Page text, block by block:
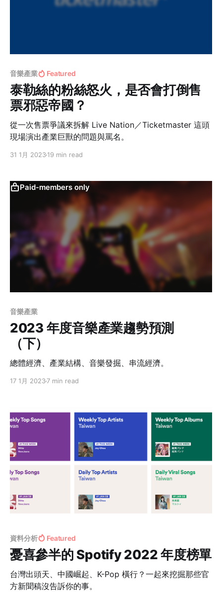
音樂產業 Featured
泰勒絲的粉絲怒火，是否會打倒售
票邪惡帝國？
從一次售票爭議來拆解 Live Nation／Ticketmaster 這頭
現場演出產業巨獸的問題與罵名。
31 1月 202319 min read
Paid-members only
音樂產業
2023 年度音樂產業趨勢預測
（下）
總體經濟、產業結構、音樂發掘、串流經濟。
17 1月 20237 min read
資料分析 Featured
憂喜參半的 Spotify 2022 年度榜單
台灣出頭天、中國崛起、K-Pop 橫行？一起來挖掘那些官
方新聞稿沒告訴你的事。